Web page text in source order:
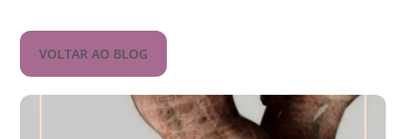
VOLTAR AO BLOG